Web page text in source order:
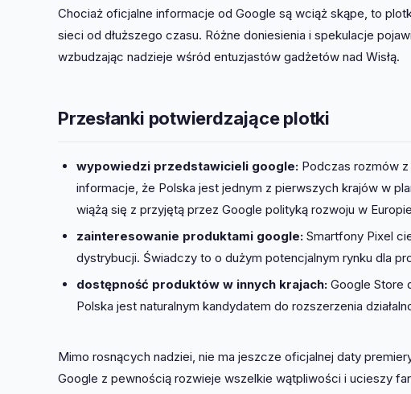
Chociaż oficjalne informacje od Google są wciąż skąpe, to
sieci od dłuższego czasu. Różne doniesienia i spekulacje
wzbudzając nadzieje wśród entuzjastów gadżetów nad Wisłą.
Przesłanki potwierdzające plotki
wypowiedzi przedstawicieli google:Podczas rozmów z
informacje, że Polska jest jednym z pierwszych krajów w
wiążą się z przyjętą przez Google polityką rozwoju w
zainteresowanie produktami google:Smartfony Pixel
dystrybucji. Świadczy to o dużym potencjalnym rynku dla
dostępność produktów w innych krajach:Google Store
Polska jest naturalnym kandydatem do rozszerzenia
Mimo rosnących nadziei, nie ma jeszcze oficjalnej daty
Google z pewnością rozwieje wszelkie wątpliwości i ucieszy